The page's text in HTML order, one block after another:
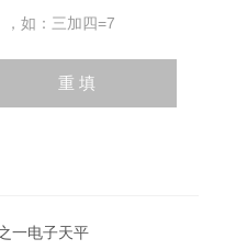
如：三加四=7
一电子天平